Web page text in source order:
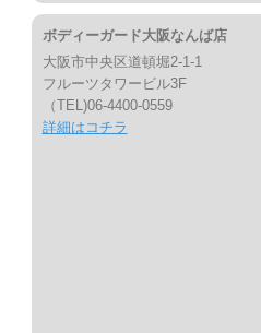
ボディーガード大阪なんば店
大阪市中央区道頓堀2-1-1
フルーツタワービル3F
（TEL)06-4400-0559
詳細はコチラ